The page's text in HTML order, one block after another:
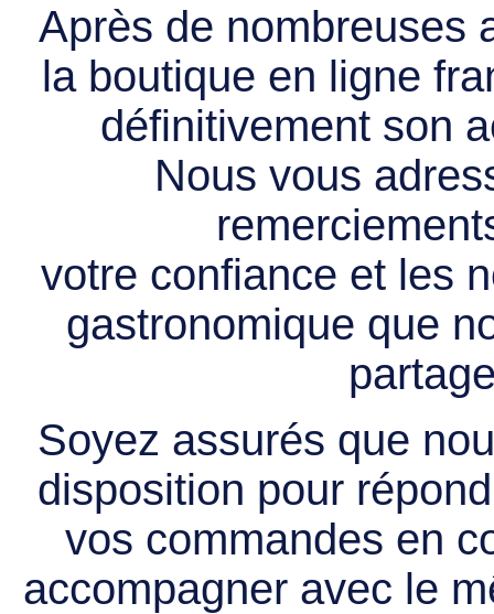
Après de nombreuses
la boutique en ligne
définitivement son
Nous vous
votre confiance et les
gastronomique que
Soyez assurés que
disposition pour
vos commandes en
accompagner avec le